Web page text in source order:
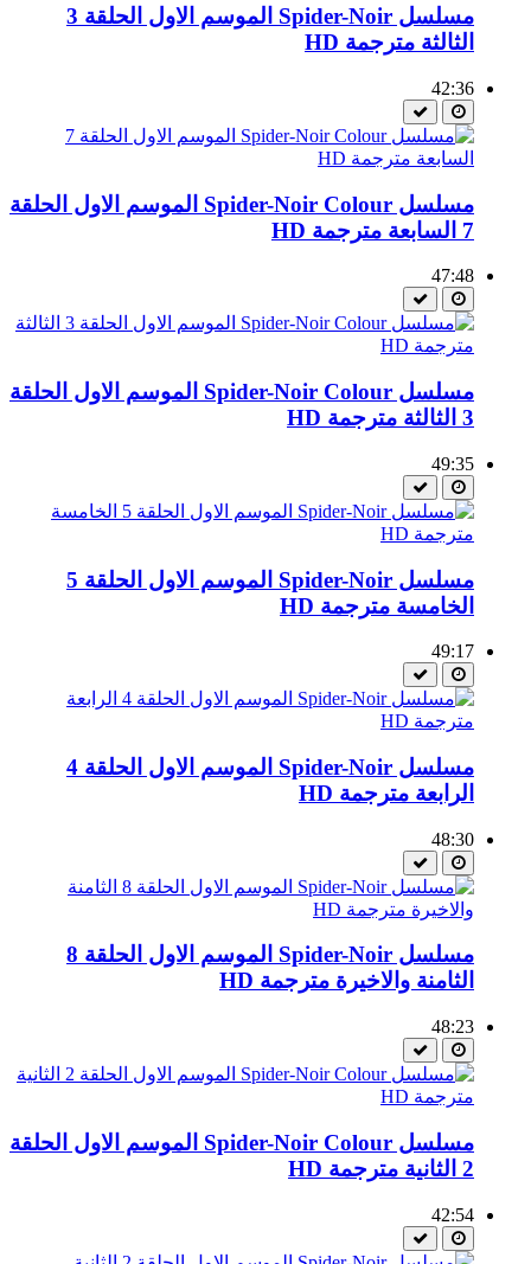
مسلسل Spider-Noir الموسم الاول الحلقة 3
الثالثة مترجمة HD
42:36
مسلسل Spider-Noir Colour الموسم الاول الحلقة
7 السابعة مترجمة HD
47:48
مسلسل Spider-Noir Colour الموسم الاول الحلقة
3 الثالثة مترجمة HD
49:35
مسلسل Spider-Noir الموسم الاول الحلقة 5
الخامسة مترجمة HD
49:17
مسلسل Spider-Noir الموسم الاول الحلقة 4
الرابعة مترجمة HD
48:30
مسلسل Spider-Noir الموسم الاول الحلقة 8
الثامنة والاخيرة مترجمة HD
48:23
مسلسل Spider-Noir Colour الموسم الاول الحلقة
2 الثانية مترجمة HD
42:54